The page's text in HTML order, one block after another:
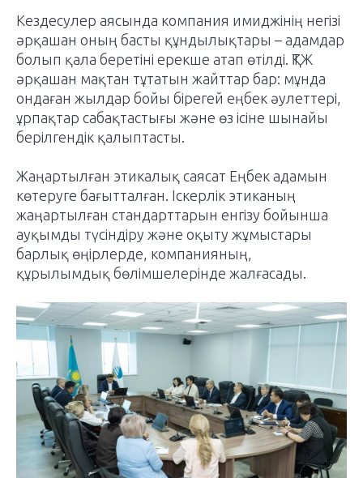
Кездесулер аясында компания имиджінің негізі
әрқашан оның басты құндылықтары – адамдар
болып қала беретіні ерекше атап өтілді. ҚТЖ
әрқашан мақтан тұтатын жайттар бар: мұнда
ондаған жылдар бойы бірегей еңбек әулеттері,
ұрпақтар сабақтастығы және өз ісіне шынайы
берілгендік қалыптасты.
Жаңартылған этикалық саясат Еңбек адамын
көтеруге бағытталған. Іскерлік этиканың
жаңартылған стандарттарын енгізу бойынша
ауқымды түсіндіру және оқыту жұмыстары
барлық өңірлерде, компанияның,
құрылымдық бөлімшелерінде жалғасады.